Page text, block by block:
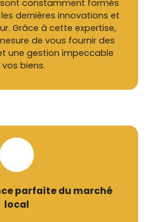
constamment formés
dernières innovations et
Grâce à cette expertise,
de vous fournir des
une gestion impeccable
biens.
parfaite du marché
local